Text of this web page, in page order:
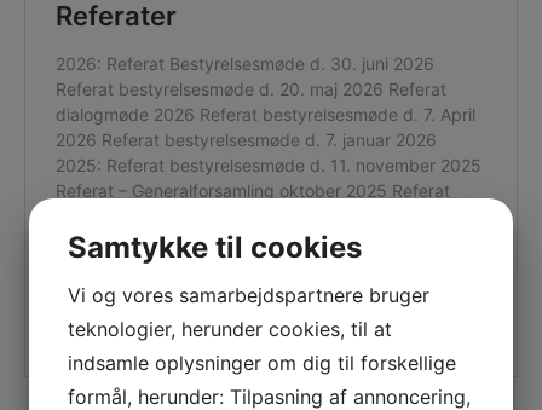
Samtykke til cookies
Vi og vores samarbejdspartnere bruger
teknologier, herunder cookies, til at
indsamle oplysninger om dig til forskellige
formål, herunder: Tilpasning af annoncering,